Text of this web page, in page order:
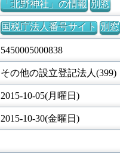
「北野神社」の情報 別窓
国税庁法人番号サイト 別窓
5450005000838
その他の設立登記法人(399)
2015-10-05(月曜日)
2015-10-30(金曜日)